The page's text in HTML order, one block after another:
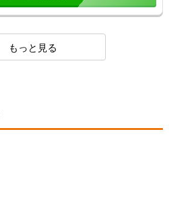
もっと見る